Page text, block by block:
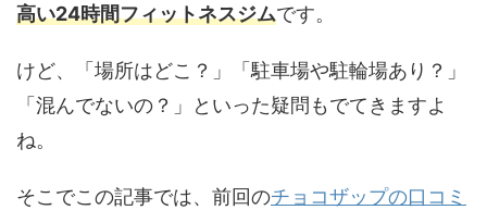
高い24時間フィットネスジムです。
けど、「場所はどこ？」「駐車場や駐輪場あり？」
「混んでないの？」といった疑問もでてきますよ
ね。
そこでこの記事では、前回のチョコザップの口コミ